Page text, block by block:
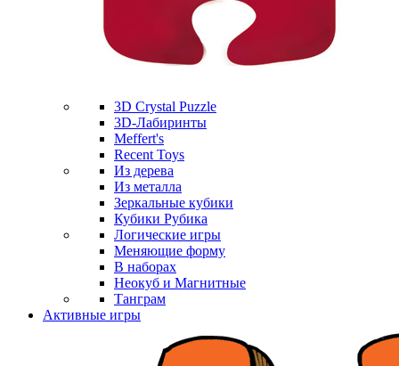
3D Crystal Puzzle
3D-Лабиринты
Meffert's
Recent Toys
Из дерева
Из металла
Зеркальные кубики
Кубики Рубика
Логические игры
Меняющие форму
В наборах
Неокуб и Магнитные
Танграм
Активные игры